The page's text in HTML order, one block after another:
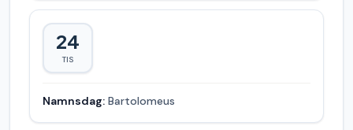
24
TIS
Namnsdag: Bartolomeus